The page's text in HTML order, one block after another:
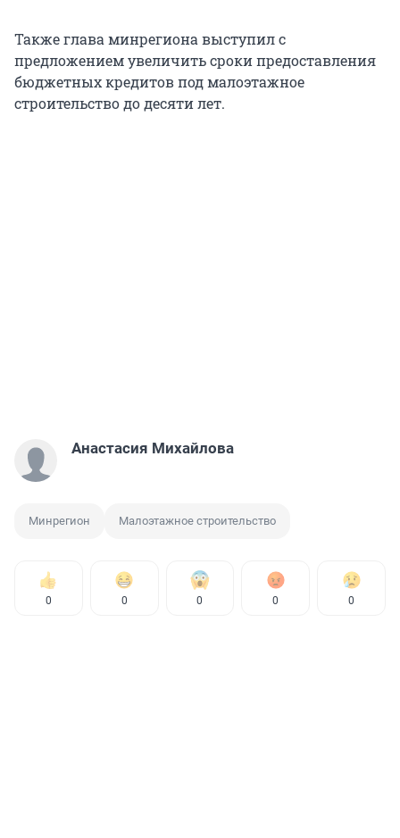
Также глава минрегиона выступил с
предложением увеличить сроки предоставления
бюджетных кредитов под малоэтажное
строительство до десяти лет.
Анастасия Михайлова
Минрегион Малоэтажное строительство
0 0 0 0 0